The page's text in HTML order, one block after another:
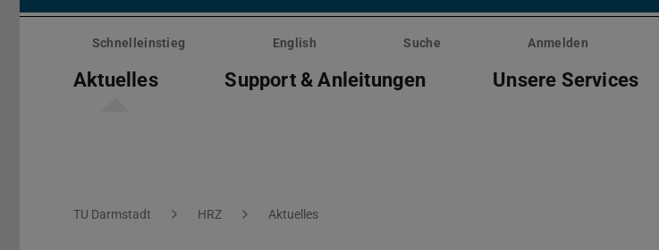
Menü
überspringenSchnelleinstieg English Suche Anmelden
Aktuelles Support & Anleitungen Unsere Services
Sie befinden sich hier:
TU Darmstadt HRZ Aktuelles